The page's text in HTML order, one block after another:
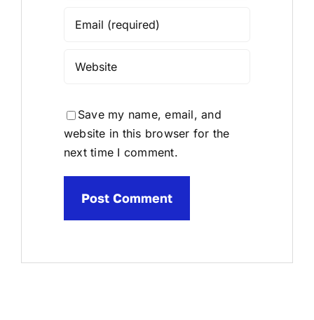
Save my name, email, and
website in this browser for the
next time I comment.